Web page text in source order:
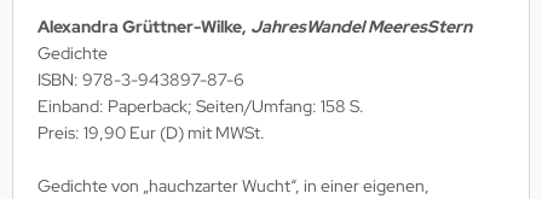
Alexandra Grüttner-Wilke, JahresWandel MeeresStern
Gedichte
ISBN: 978-3-943897-87-6
Einband: Paperback; Seiten/Umfang: 158 S.
Preis: 19,90 Eur (D) mit MWSt.
Gedichte von „hauchzarter Wucht“, in einer eigenen,